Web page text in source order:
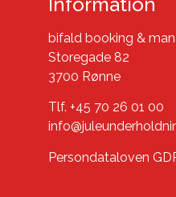
bifald booking &
Storegade 82
3700 Rønne
Tlf. +45 70 26 01 00
Persondataloven